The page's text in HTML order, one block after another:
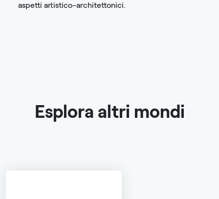
aspetti artistico-architettonici.
Esplora altri mondi